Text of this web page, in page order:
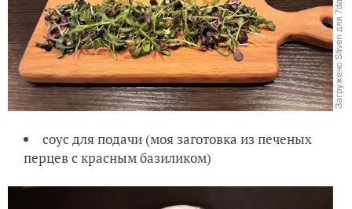
соус для подачи (моя заготовка из печеных
перцев с красным базиликом)